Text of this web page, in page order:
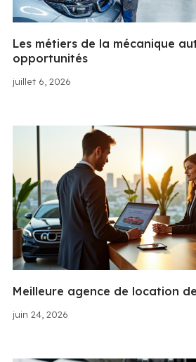
juillet 6, 2026
Les métiers de la mécanique
opportunités
juin 24, 2026
Meilleure agence de location